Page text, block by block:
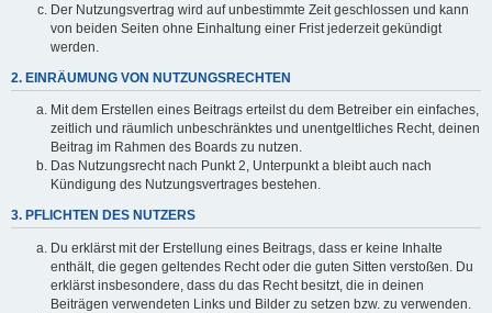
Der Nutzungsvertrag wird auf unbestimmte Zeit geschlossen und kann
von beiden Seiten ohne Einhaltung einer Frist jederzeit gekündigt
werden.
2. EINRÄUMUNG VON NUTZUNGSRECHTEN
Mit dem Erstellen eines Beitrags erteilst du dem Betreiber ein einfaches,
zeitlich und räumlich unbeschränktes und unentgeltliches Recht, deinen
Beitrag im Rahmen des Boards zu nutzen.
Das Nutzungsrecht nach Punkt 2, Unterpunkt a bleibt auch nach
Kündigung des Nutzungsvertrages bestehen.
3. PFLICHTEN DES NUTZERS
Du erklärst mit der Erstellung eines Beitrags, dass er keine Inhalte
enthält, die gegen geltendes Recht oder die guten Sitten verstoßen. Du
erklärst insbesondere, dass du das Recht besitzt, die in deinen
Beiträgen verwendeten Links und Bilder zu setzen bzw. zu verwenden.